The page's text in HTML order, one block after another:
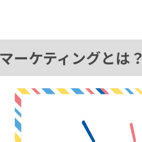
ーケティングとは？